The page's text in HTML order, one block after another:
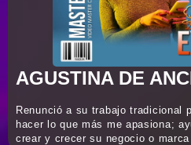
AGUSTINA DE
Renunció a su trabajo tradicional
hacer lo que más me apasiona;
crear y crecer su negocio o marca